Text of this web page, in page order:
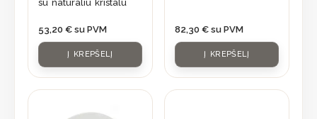
su natūraliu kristalu
53,20 € su PVM
Į KREPŠELĮ
82,30 € su PVM
Į KREPŠELĮ